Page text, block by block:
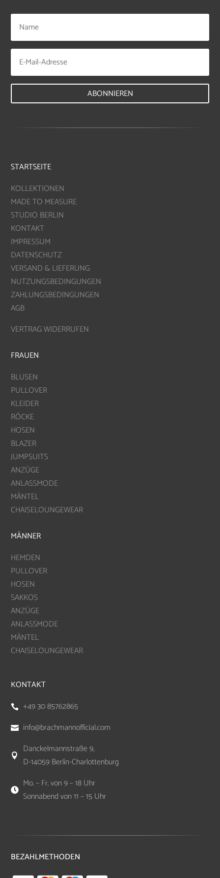
ABONNIEREN
STARTSEITE
KOLLEKTIONEN
MADE TO MEASURE
STUDIO BERLIN
KONTAKT
IMPRESSUM
DATENSCHUTZ
VERSAND & LIEFERUNG
NUTZUNGSBEDINGUNGEN
ZAHLUNGSBEDINGUNGEN
AGB
VERTRAG WIDERRUFEN
FRAUEN
BLUSEN
PULLOVER
KLEIDER
RÖCKE
HOSEN
BLAZER
JUMPSUITS
ANZÜGE
ANLASSMODE
MÄNTEL
CHAISELOUNGEWEAR
MÄNNER
HEMDEN
PULLOVER
HOSEN
SAKKOS
ANZÜGE
ANLASSMODE
MÄNTEL
CHAISELOUNGEWEAR
KONTAKT
 +49 30 85762865
 info@brachmannofficial.com

Danckelmannstraße 9,
D-14059 Berlin-Charlottenburg

Mo. – Fr. von 9 – 18 Uhr
Sonnabend von 11 – 15 Uhr
BEZAHLMETHODEN